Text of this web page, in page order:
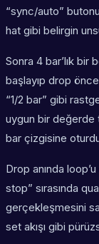
“sync/auto”
hat gibi belirgin
Sonra 4 bar’lık bir
başlayıp drop
“1/2 bar” gibi
uygun bir değerde
bar çizgisine
Drop anında
stop” sırasında
gerçekleşmesini
set akışı gibi